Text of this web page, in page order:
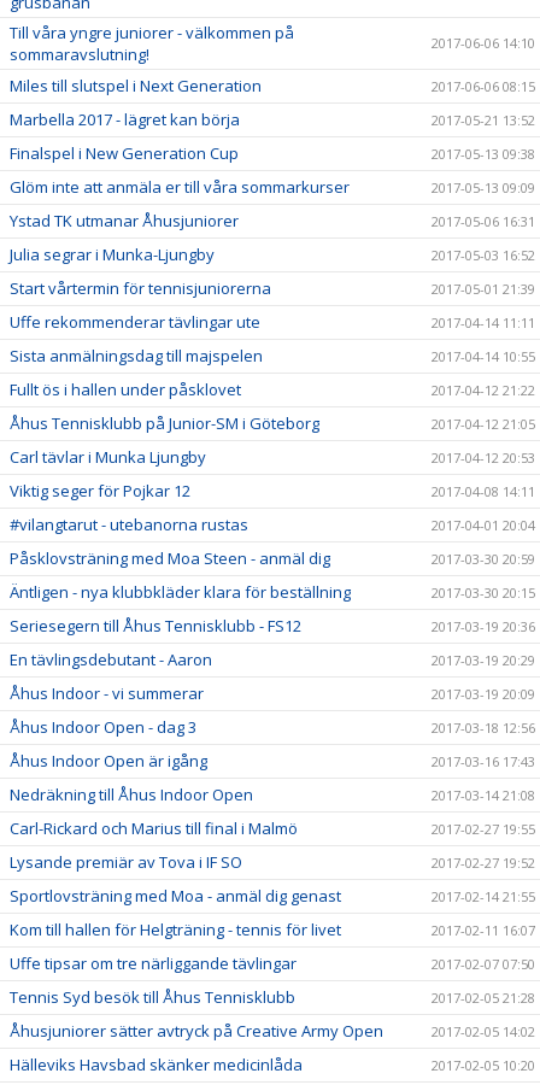
Till våra yngre juniorer - välkommen på
sommaravslutning!
2017-06-06 14:10
Miles till slutspel i Next Generation 2017-06-06 08:15
Marbella 2017 - lägret kan börja 2017-05-21 13:52
Finalspel i New Generation Cup 2017-05-13 09:38
Glöm inte att anmäla er till våra sommarkurser 2017-05-13 09:09
Ystad TK utmanar Åhusjuniorer 2017-05-06 16:31
Julia segrar i Munka-Ljungby 2017-05-03 16:52
Start vårtermin för tennisjuniorerna 2017-05-01 21:39
Uffe rekommenderar tävlingar ute 2017-04-14 11:11
Sista anmälningsdag till majspelen 2017-04-14 10:55
Fullt ös i hallen under påsklovet 2017-04-12 21:22
Åhus Tennisklubb på Junior-SM i Göteborg 2017-04-12 21:05
Carl tävlar i Munka Ljungby 2017-04-12 20:53
Viktig seger för Pojkar 12 2017-04-08 14:11
#vilangtarut - utebanorna rustas 2017-04-01 20:04
Påsklovsträning med Moa Steen - anmäl dig 2017-03-30 20:59
Äntligen - nya klubbkläder klara för beställning 2017-03-30 20:15
Seriesegern till Åhus Tennisklubb - FS12 2017-03-19 20:36
En tävlingsdebutant - Aaron 2017-03-19 20:29
Åhus Indoor - vi summerar 2017-03-19 20:09
Åhus Indoor Open - dag 3 2017-03-18 12:56
Åhus Indoor Open är igång 2017-03-16 17:43
Nedräkning till Åhus Indoor Open 2017-03-14 21:08
Carl-Rickard och Marius till final i Malmö 2017-02-27 19:55
Lysande premiär av Tova i IF SO 2017-02-27 19:52
Sportlovsträning med Moa - anmäl dig genast 2017-02-14 21:55
Kom till hallen för Helgträning - tennis för livet 2017-02-11 16:07
Uffe tipsar om tre närliggande tävlingar 2017-02-07 07:50
Tennis Syd besök till Åhus Tennisklubb 2017-02-05 21:28
Åhusjuniorer sätter avtryck på Creative Army Open 2017-02-05 14:02
Hälleviks Havsbad skänker medicinlåda 2017-02-05 10:20